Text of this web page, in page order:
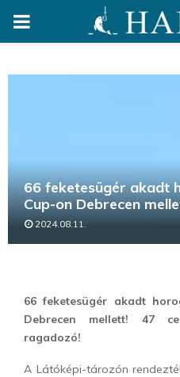
PRIMARY
66 feketesügér akadt
Cup-on Debrecen
2024.08.11.
66 feketesügér akadt
Debrecen mellett! 47
ragadozó!
A Látóképi-tározón